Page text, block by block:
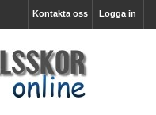
Logga in
Kontakta oss